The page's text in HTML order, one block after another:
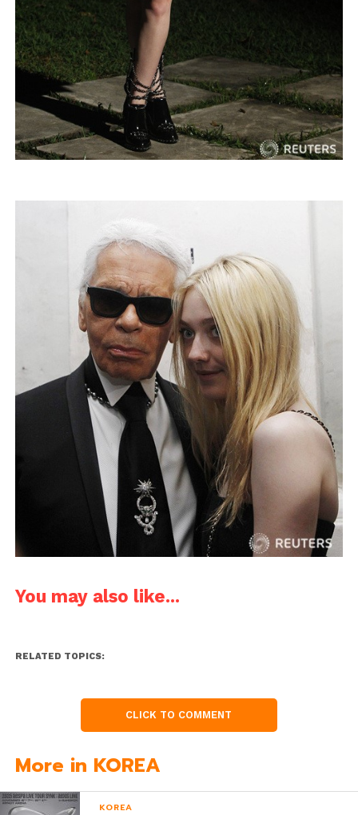
You may also like...
RELATED TOPICS:
CLICK TO COMMENT
More in KOREA
KOREA